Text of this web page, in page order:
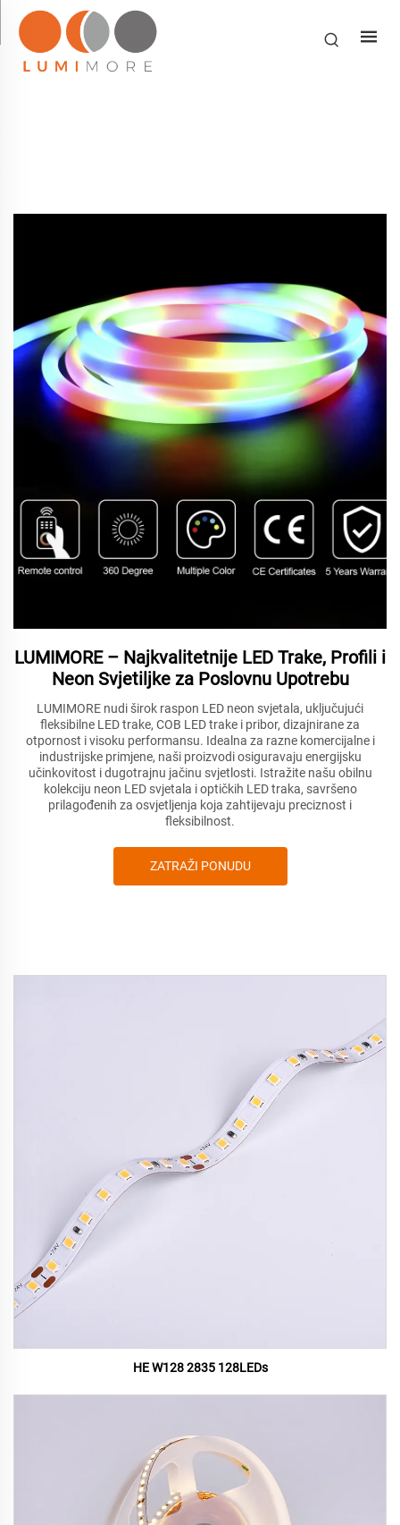
LUMIMORE – Najkvalitetnije LED Trake, Profili i
Neon Svjetiljke za Poslovnu Upotrebu
LUMIMORE nudi širok raspon LED neon svjetala, uključujući
fleksibilne LED trake, COB LED trake i pribor, dizajnirane za
otpornost i visoku performansu. Idealna za razne komercijalne i
industrijske primjene, naši proizvodi osiguravaju energijsku
učinkovitost i dugotrajnu jačinu svjetlosti. Istražite našu obilnu
kolekciju neon LED svjetala i optičkih LED traka, savršeno
prilagođenih za osvjetljenja koja zahtijevaju preciznost i
fleksibilnost.
ZATRAŽI PONUDU
HE W128 2835 128LEDs